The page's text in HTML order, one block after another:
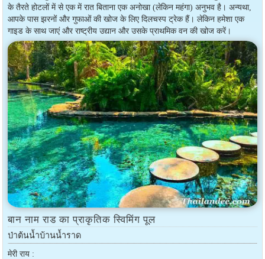
के तैरते होटलों में से एक में रात बिताना एक अनोखा (लेकिन महंगा) अनुभव है। अन्यथा,
आपके पास झरनों और गुफाओं की खोज के लिए दिलचस्प ट्रेक हैं। लेकिन हमेशा एक
गाइड के साथ जाएं और राष्ट्रीय उद्यान और उसके प्राथमिक वन की खोज करें।
बान नाम राड का प्राकृतिक स्विमिंग पूल
ป่าต้นน้ำบ้านน้ำราด
मेरी राय :